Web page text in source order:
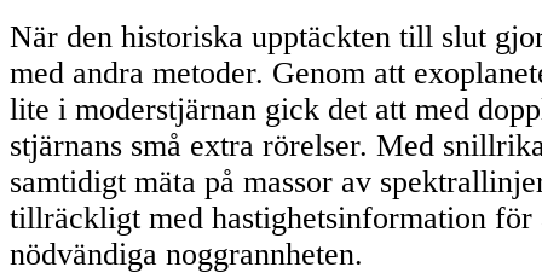
När den historiska upptäckten till slut
med andra metoder. Genom att
lite i moderstjärnan gick det att med
stjärnans små extra rörelser. Med
samtidigt mäta på massor av
tillräckligt med hastighetsinformation för
nödvändiga noggrannheten.